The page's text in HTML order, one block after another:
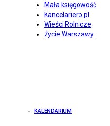
Mała księgowość
Kancelarierp.pl
Wieści Rolnicze
Życie Warszawy
KALENDARIUM